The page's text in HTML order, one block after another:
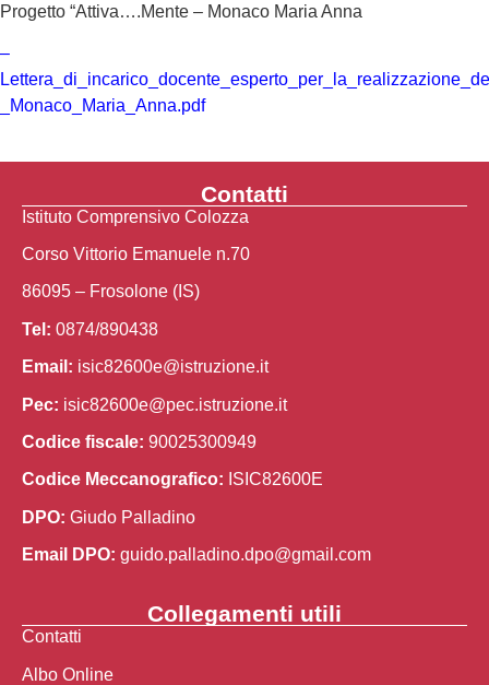
Progetto “Attiva….Mente – Monaco Maria Anna
–
_Monaco_Maria_Anna.pdf
Contatti
Istituto Comprensivo Colozza
Corso Vittorio Emanuele n.70
86095 – Frosolone (IS)
Tel: 0874/890438
Email: isic82600e@istruzione.it
Pec: isic82600e@pec.istruzione.it
Codice fiscale: 90025300949
Codice Meccanografico: ISIC82600E
DPO: Giudo Palladino
Email DPO: guido.palladino.dpo@gmail.com
Collegamenti utili
Contatti
Albo Online